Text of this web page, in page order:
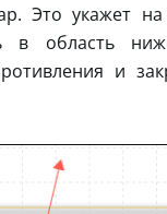
Это укажет
в область
и